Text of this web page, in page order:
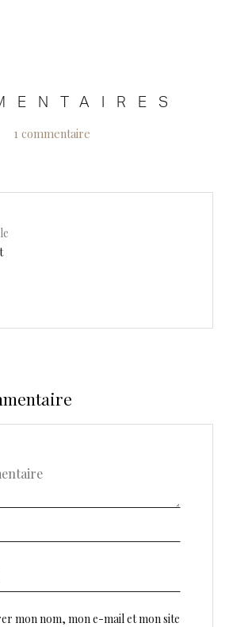
1 commentaire
mon nom, mon e-mail et mon site